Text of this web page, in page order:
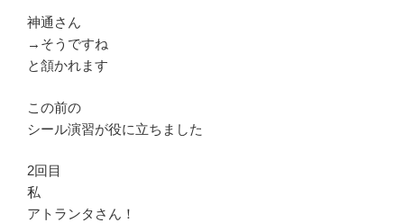
神通さん
→そうですね
と頷かれます
この前の
シール演習が役に立ちました
2回目
私
アトランタさん！